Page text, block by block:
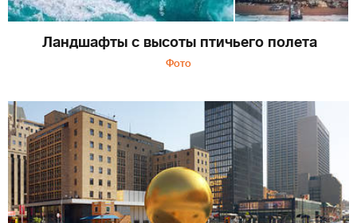
Ландшафты с высоты птичьего полета
Фото